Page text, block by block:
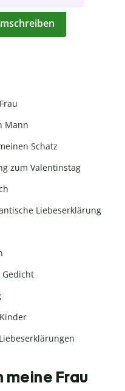
Mann
Schatz
zum Valentinstag
Liebeserklärung
Frau